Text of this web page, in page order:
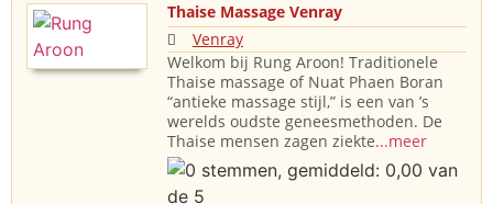
Thaise Massage Venray
Venray
Welkom bij Rung Aroon! Traditionele
Thaise massage of Nuat Phaen Boran
“antieke massage stijl,” is een van ’s
werelds oudste geneesmethoden. De
Thaise mensen zagen ziekte...meer